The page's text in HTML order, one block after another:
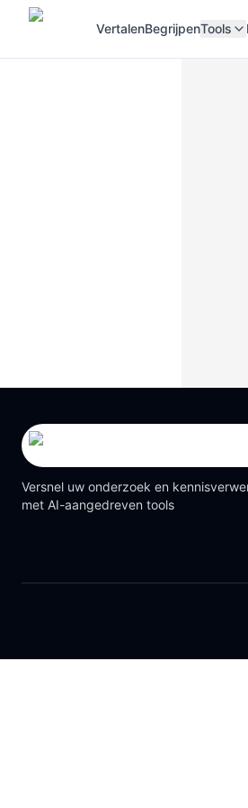
VertalenBegrijpenTools
Versnel uw onderzoek en
met AI-aangedreven tools